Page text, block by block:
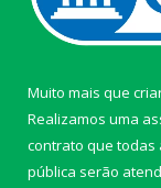
Muito mais que
Realizamos uma
contrato que todas
pública serão